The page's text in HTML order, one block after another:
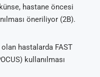
hastane öncesi
öneriliyor (2B).
hastalarda FAST
kullanılması